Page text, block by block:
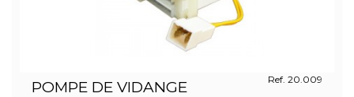
POMPE DE VIDANGE
Ref. 20.009